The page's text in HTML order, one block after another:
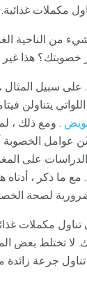
مكملات غذائية.
من الناحية
خصوبتك؟ هذا
على سبيل
يتناولن
. ومع ذلك ،
عوامل الخصوبة
على
ما ذكر ، أدناه
ضرورية لصحة
مكملات
لا تختلط بعض
جرعة زائدة